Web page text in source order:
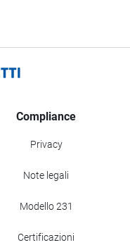
Compliance
Privacy
Note legali
Modello 231
Certificazioni